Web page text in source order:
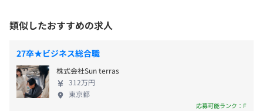
・夏期休暇
・年末年始休暇
・GW休暇
・有給休暇（入社時に5日付与）
・慶弔休暇
・パートナー休暇（配偶者の誕生月に休暇付与）
など
前年度の月平均所定外労働時間の実績
18.0時間
前年度の有給休暇の平均取得日数
7.0日
前事業年度の育児休業取得者数／出産者数
いで給料が変わる」そんな実力主義の職場だからこ
そ、ひとりひとりが自己研鑽に励み、楽しく働いて
います！あなたの希望するキャリアに合わせて案件
にアサインしますので、すべて将来につながる有意
義な働き方を実現可能です。 ぜひ当社でスキルアッ
プに貪欲になり、エンジニアとして飛躍していきま
類似したおすすめの求人
27卒★ビジネス総合職
株式会社Sun terras
312万円
東京都
応募可能ランク：F